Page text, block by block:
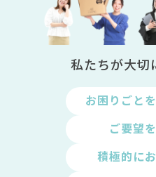
私たちが大切
お困りごと
ご要望
積極的に